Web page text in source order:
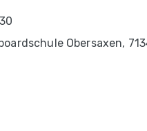
Obersaxen,